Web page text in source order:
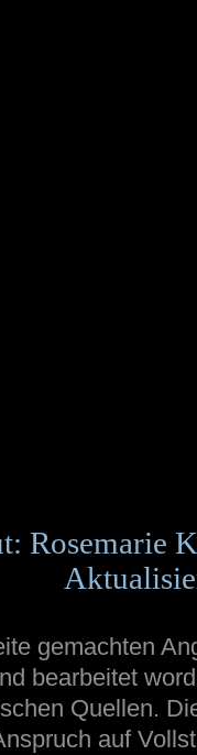
Rosemarie
gemachten
bearbeitet
Quellen.
auf